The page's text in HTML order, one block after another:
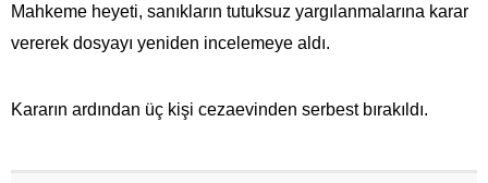
Mahkeme heyeti, sanıkların tutuksuz yargılanmalarına karar
vererek dosyayı yeniden incelemeye aldı.
Kararın ardından üç kişi cezaevinden serbest bırakıldı.